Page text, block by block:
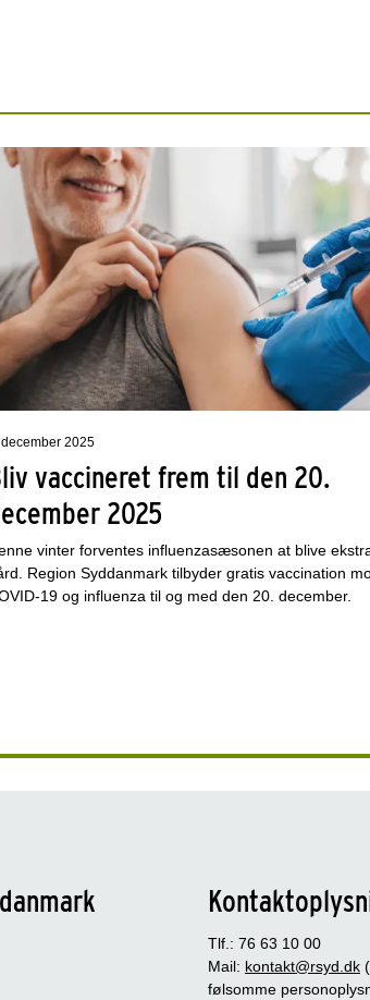
2025
vaccineret frem til den 20.
2025
vinter forventes influenzasæsonen at blive
Region Syddanmark tilbyder gratis vaccination
19 og influenza til og med den 20. december.
Tlf.: 76 63 10 00
Mail: kontakt@rsyd.dk
følsomme